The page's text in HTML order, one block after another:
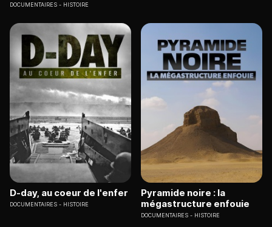
DOCUMENTAIRES HISTOIRE
D-day, au coeur de l'enfer
DOCUMENTAIRES HISTOIRE
Pyramide noire : la
mégastructure enfouie
DOCUMENTAIRES HISTOIRE